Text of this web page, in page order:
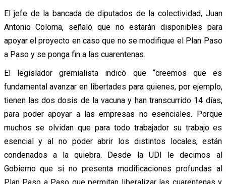
El jefe de la bancada de diputados de la colectividad, Juan
Antonio Coloma, señaló que no estarán disponibles para
apoyar el proyecto en caso que no se modifique el Plan Paso
a Paso y se ponga fin a las cuarentenas.
El legislador gremialista indicó que “creemos que es
fundamental avanzar en libertades para quienes, por ejemplo,
tienen las dos dosis de la vacuna y han transcurrido 14 días,
para poder apoyar a las empresas no esenciales. Porque
muchos se olvidan que para todo trabajador su trabajo es
esencial y al no poder abrir los distintos locales, están
condenados a la quiebra. Desde la UDI le decimos al
Gobierno que si no presenta modificaciones profundas al
Plan Paso a Paso que permitan liberalizar las cuarentenas y